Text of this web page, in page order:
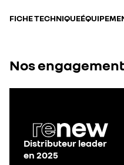
FICHE TECHNIQUE
Nos
Distributeur leader
en 2025